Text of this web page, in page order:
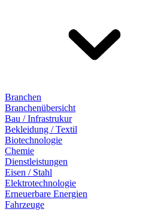
Branchen
Branchenübersicht
Bau / Infrastrukur
Bekleidung / Textil
Biotechnologie
Chemie
Dienstleistungen
Eisen / Stahl
Elektrotechnologie
Erneuerbare Energien
Fahrzeuge